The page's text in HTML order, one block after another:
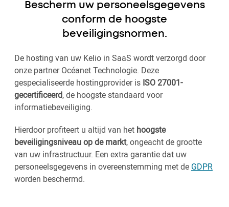
Bescherm uw personeelsgegevens
conform de hoogste
beveiligingsnormen.
De hosting van uw Kelio in SaaS wordt verzorgd door
onze partner Océanet Technologie. Deze
gespecialiseerde hostingprovider is ISO 27001-
gecertificeerd, de hoogste standaard voor
informatiebeveiliging.
Hierdoor profiteert u altijd van het hoogste
beveiligingsniveau op de markt, ongeacht de grootte
van uw infrastructuur. Een extra garantie dat uw
personeelsgegevens in overeenstemming met de GDPR
worden beschermd.